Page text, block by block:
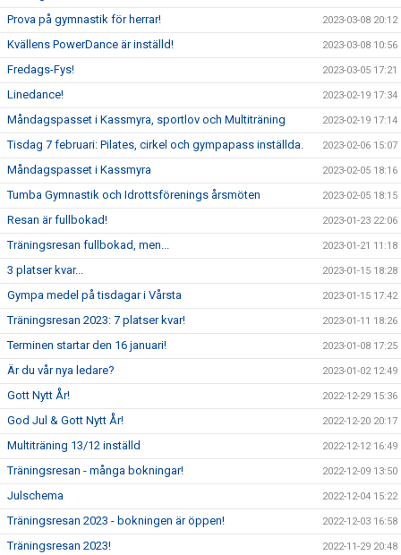
Prova på gymnastik för herrar! 2023-03-08 20:12
Kvällens PowerDance är inställd! 2023-03-08 10:56
Fredags-Fys! 2023-03-05 17:21
Linedance! 2023-02-19 17:34
Måndagspasset i Kassmyra, sportlov och Multiträning 2023-02-19 17:14
Tisdag 7 februari: Pilates, cirkel och gympapass inställda. 2023-02-06 15:07
Måndagspasset i Kassmyra 2023-02-05 18:16
Tumba Gymnastik och Idrottsförenings årsmöten 2023-02-05 18:15
Resan är fullbokad! 2023-01-23 22:06
Träningsresan fullbokad, men... 2023-01-21 11:18
3 platser kvar... 2023-01-15 18:28
Gympa medel på tisdagar i Vårsta 2023-01-15 17:42
Träningsresan 2023: 7 platser kvar! 2023-01-11 18:26
Terminen startar den 16 januari! 2023-01-08 17:25
Är du vår nya ledare? 2023-01-02 12:49
Gott Nytt År! 2022-12-29 15:36
God Jul & Gott Nytt År! 2022-12-20 20:17
Multiträning 13/12 inställd 2022-12-12 16:49
Träningsresan - många bokningar! 2022-12-09 13:50
Julschema 2022-12-04 15:22
Träningsresan 2023 - bokningen är öppen! 2022-12-03 16:58
Träningsresan 2023! 2022-11-29 20:48